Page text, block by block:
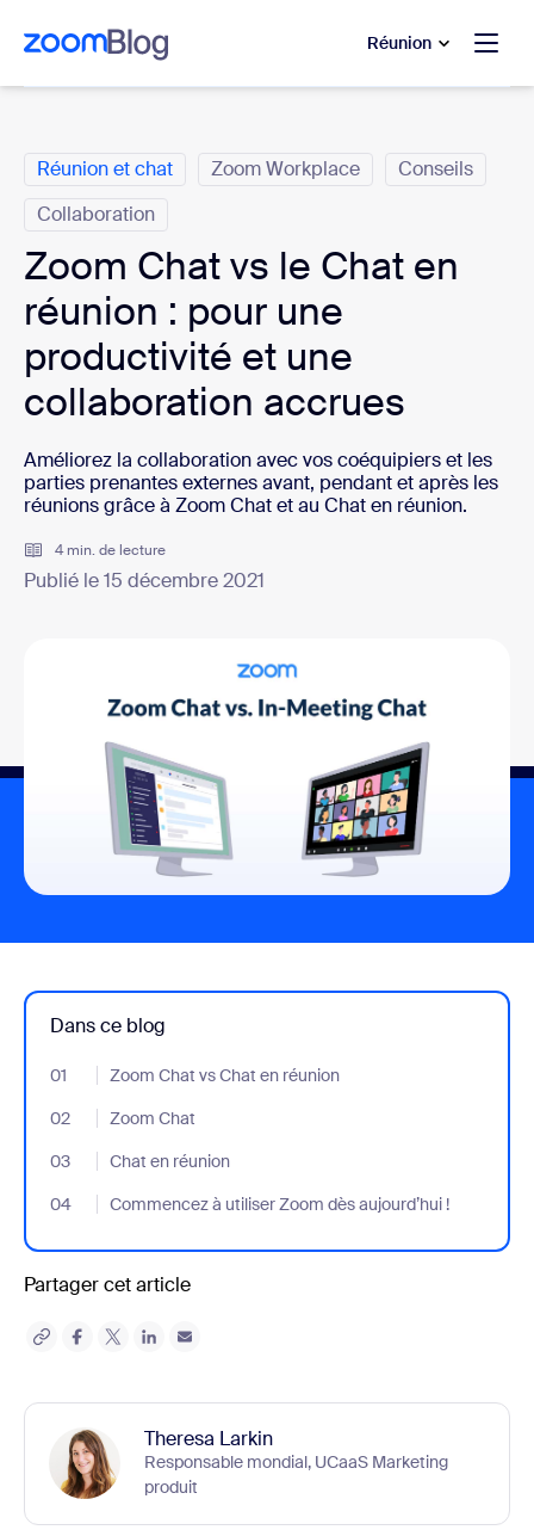
contenu principal
au chat d’aide
Réunion
Réunion et chat Zoom Workplace
Conseils
Collaboration
Zoom Chat vs le Chat en
réunion : pour une
productivité et une
collaboration accrues
Améliorez la collaboration avec vos coéquipiers et les
parties prenantes externes avant, pendant et après les
réunions grâce à Zoom Chat et au Chat en réunion.
4 min. de lecture
Publié le 15 décembre 2021
Dans ce blog
01 Zoom Chat vs Chat en réunion
- Jumplink to Zoom Chat vs Chat en réunion
02
Zoom Chat
- Jumplink to Zoom Chat
03
Chat en réunion
- Jumplink to Chat en réunion
04
Commencez à utiliser Zoom dès aujourd’hui !
- Jumplink to Commencez à utiliser Zoom dès aujourd’hui !
Partager cet article
Theresa Larkin
Responsable mondial, UCaaS Marketing
produit